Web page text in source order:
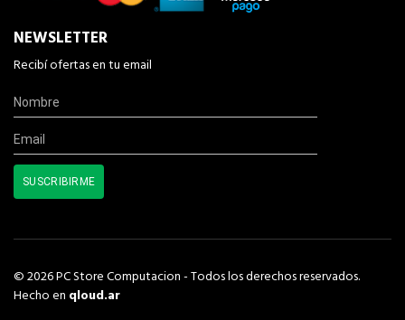
NEWSLETTER
Recibí ofertas en tu email
© 2026 PC Store Computacion - Todos los derechos reservados.
Hecho en qloud.ar